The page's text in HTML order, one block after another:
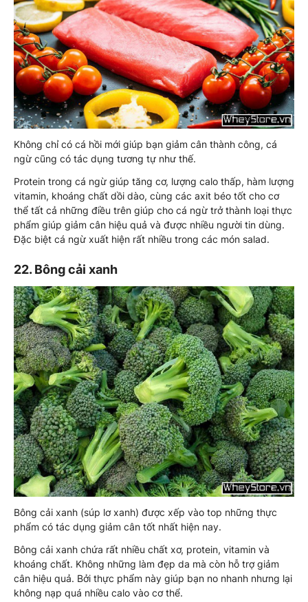
Không chỉ có cá hồi mới giúp bạn giảm cân thành công, cá
ngừ cũng có tác dụng tương tự như thế.
Protein trong cá ngừ giúp tăng cơ, lượng calo thấp, hàm lượng
vitamin, khoáng chất dồi dào, cùng các axit béo tốt cho cơ
thể tất cả những điều trên giúp cho cá ngừ trở thành loại thực
phẩm giúp giảm cân hiệu quả và được nhiều người tin dùng.
Đặc biệt cá ngừ xuất hiện rất nhiều trong các món salad.
22. Bông cải xanh
Bông cải xanh (súp lơ xanh) được xếp vào top những thực
phẩm có tác dụng giảm cân tốt nhất hiện nay.
Bông cải xanh chứa rất nhiều chất xơ, protein, vitamin và
khoáng chất. Không những làm đẹp da mà còn hỗ trợ giảm
cân hiệu quả. Bởi thực phẩm này giúp bạn no nhanh nhưng lại
không nạp quá nhiều calo vào cơ thể.